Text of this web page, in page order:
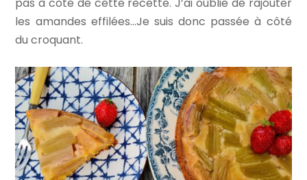
pas à côté de cette recette. J’ai oublié de rajouter
les amandes effilées…Je suis donc passée à côté
du croquant.